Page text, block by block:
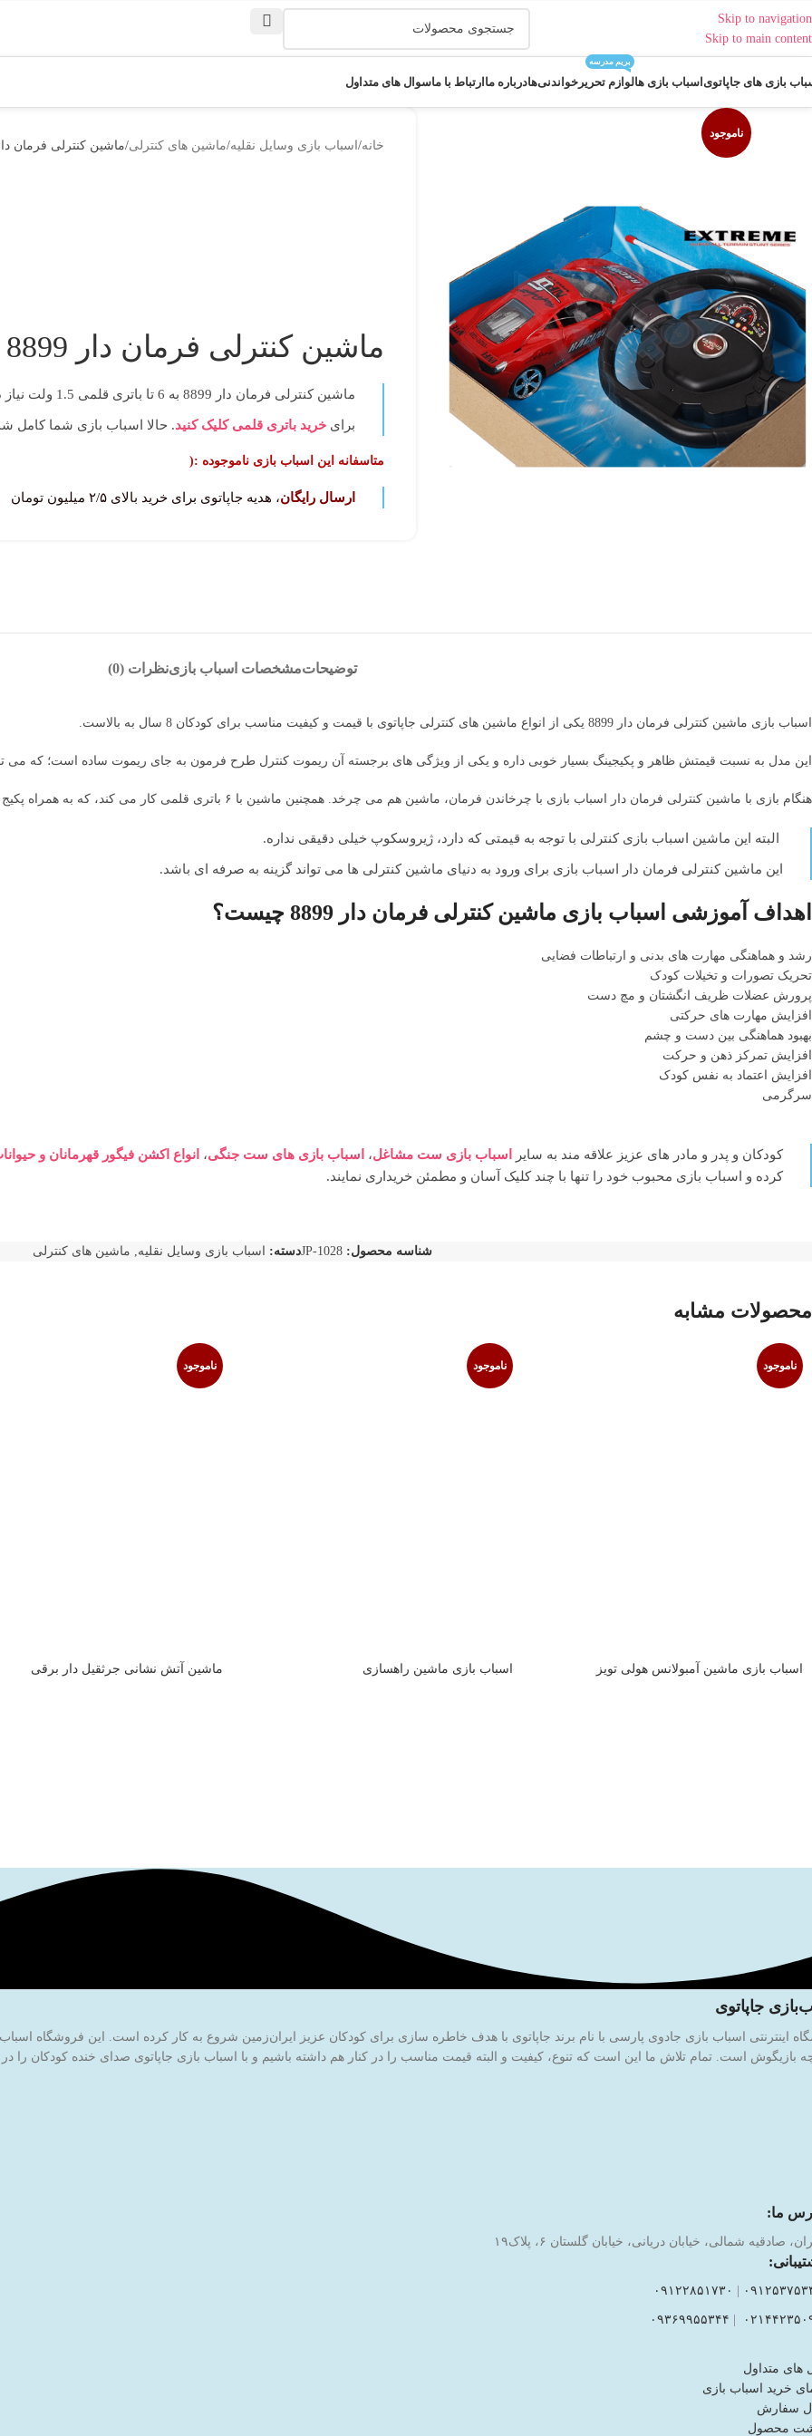
Skip to navigation
Skip to main content
بازی های جاپاتویاسباب بازی هالوازم تحریر
بریم مدرسه
خواندنی‌هادرباره ماارتباط با ماسوال های متداول
ناموجود
خانه اسباب بازی وسایل نقلیه ماشین های کنترلی ماشین کنترلی فرمان دار
ماشین کنترلی فرمان دار 8899
ماشین کنترلی فرمان دار 8899
به 6 تا باتری قلمی 1.5 ولت نیاز دارد.
برای خرید باتری قلمی کلیک کنید. حالا اسباب بازی شما کامل‌
متاسفانه این اسباب بازی ناموجوده :(
ارسال رایگان، هدیه جاپاتوی برای خرید بالای ۲/۵ میلیون تومان
توضیحاتمشخصات اسباب بازینظرات (0)
اسباب بازی ماشین کنترلی فرمان دار 8899 یکی از انواع ماشین های کنترلی جاپاتوی با قیمت و کیفیت مناسب برای کودکان 8 سال به بالاست.
این مدل به نسبت قیمتش ظاهر و پکیجینگ بسیار خوبی داره و یکی از ویژگی های برجسته آن ریموت کنترل طرح فرمون به جای ریموت ساده است؛ که می
هنگام بازی با ماشین کنترلی فرمان دار اسباب بازی با چرخاندن فرمان، ماشین هم می چرخد. همچنین ماشین با ۶ باتری قلمی کار می کند، که به همراه پکیج اسباب بازی نیست.
البته این ماشین اسباب بازی کنترلی با توجه به قیمتی که دارد، ژیروسکوپ خیلی دقیقی نداره.
این ماشین کنترلی فرمان دار اسباب بازی برای ورود به دنیای ماشین کنترلی ها می تواند گزینه به صرفه ای باشد.
اهداف آموزشی اسباب بازی ماشین کنترلی فرمان دار 8899 چیست؟
رشد و هماهنگی مهارت های بدنی و ارتباطات فضایی
تحریک تصورات و تخیلات کودک
پرورش عضلات ظریف انگشتان و مچ دست
افزایش مهارت های حرکتی
بهبود هماهنگی بین دست و چشم
افزایش تمرکز ذهن و حرکت
افزایش اعتماد به نفس کودک
سرگرمی
کودکان و پدر و مادر های عزیز علاقه مند به سایر اسباب بازی ست مشاغل، اسباب بازی های ست جنگی، انواع اکشن فیگور قهرمانان و
کرده و اسباب بازی محبوب خود را تنها با چند کلیک آسان و مطمئن خریداری نمایند.
شناسه محصول:JP-1028دسته: اسباب بازی وسایل نقلیه, ماشین های کنترلی
محصولات مشابه
ناموجود
اسباب بازی ماشین آمبولانس هولی تویز
ناموجود
اسباب بازی ماشین راهسازی
ناموجود
ماشین آتش نشانی جرثقیل دار برقی
جاپاتوی
بازیگوش است. تمام تلاش ما این است که تنوع، کیفیت و البته قیمت مناسب را در کنار هم داشته باشیم و با اسباب بازی جاپاتوی صدای خنده کودکان را
ما:
صادقیه شمالی، خیابان دریانی، خیابان گلستان ۶، پلاک۱۹
۰۹۱۲۲۸۵۱۷۳۰
۰۹۳۶۹۹۵۵۳۴۴
های متداول
خرید اسباب بازی
سفارش
محصول